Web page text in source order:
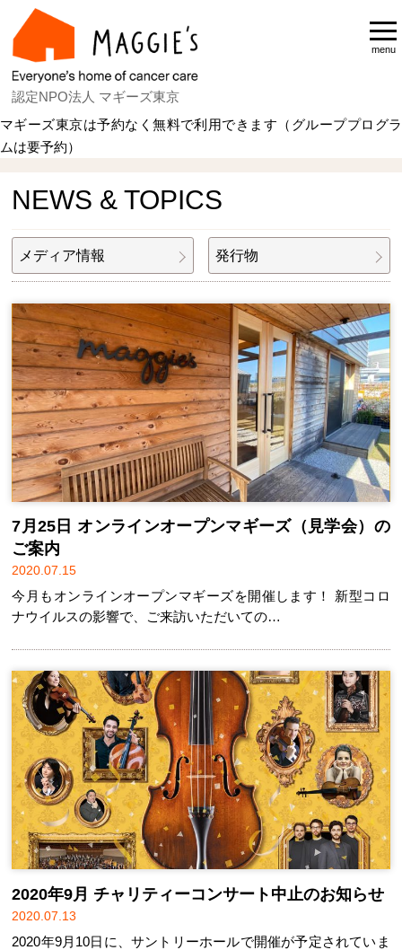
認定NPO法人 マギーズ東京
menu
マギーズ東京は予約なく無料で利用できます（グループプログラ
ムは要予約）
NEWS & TOPICS
メディア情報 発行物
7月25日 オンラインオープンマギーズ（見学会）の
ご案内
2020.07.15
今月もオンラインオープンマギーズを開催します！ 新型コロ
ナウイルスの影響で、ご来訪いただいての…
2020年9月 チャリティーコンサート中止のお知らせ
2020.07.13
2020年9月10日に、サントリーホールで開催が予定されていま